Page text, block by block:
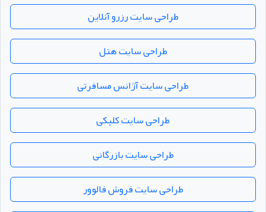
طراحی سایت رزرو آنلاین
طراحی سایت هتل
طراحی سایت آژانس مسافرتی
طراحی سایت کلیکی
طراحی سایت بازرگانی
طراحی سایت فروش فالوور